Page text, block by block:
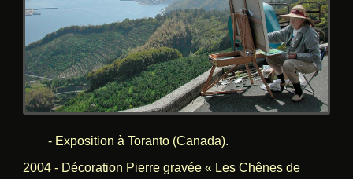
- Exposition à Toranto (Canada).
2004 - Décoration Pierre gravée « Les Chênes de